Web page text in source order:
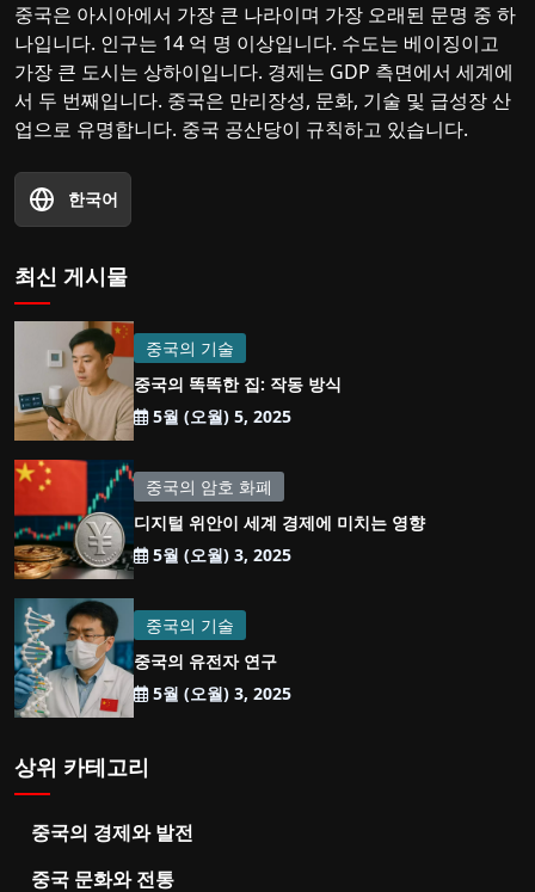
중국은 아시아에서 가장 큰 나라이며 가장 오래된 문명 중 하
나입니다. 인구는 14 억 명 이상입니다. 수도는 베이징이고
가장 큰 도시는 상하이입니다. 경제는 GDP 측면에서 세계에
서 두 번째입니다. 중국은 만리장성, 문화, 기술 및 급성장 산
업으로 유명합니다. 중국 공산당이 규칙하고 있습니다.
한국어
최신 게시물
중국의 기술
중국의 똑똑한 집: 작동 방식
5월 (오월) 5, 2025
중국의 암호 화폐
디지털 위안이 세계 경제에 미치는 영향
5월 (오월) 3, 2025
중국의 기술
중국의 유전자 연구
5월 (오월) 3, 2025
상위 카테고리
중국의 경제와 발전
중국 문화와 전통